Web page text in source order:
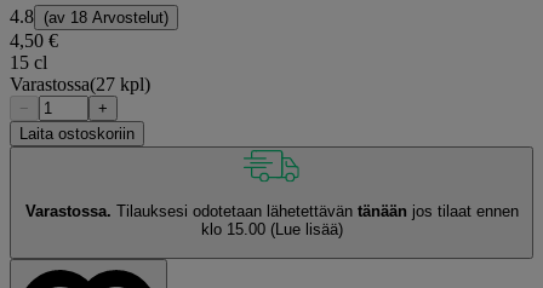
4.8 (av 18 Arvostelut)
4,50 €
15 cl
Varastossa(27 kpl)
−
+
Laita ostoskoriin
Varastossa. Tilauksesi odotetaan lähetettävän tänään jos tilaat ennen
klo 15.00 (Lue lisää)